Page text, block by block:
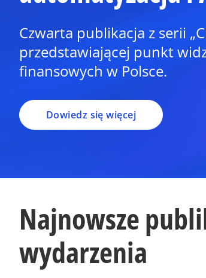
Czwarta publikacja z serii
przedstawiającej punkt
finansowych w Polsce.
Dowiedz się więcej
Najnowsze
wydarzenia